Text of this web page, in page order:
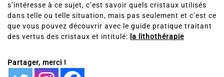
s’intéresse à ce sujet, c’est savoir quels cristaux utilisés
dans telle ou telle situation, mais pas seulement et c’est ce
que vous pouvez découvrir avec le guide pratique traitant
des vertus des cristaux et intitulé: la lithothérapie
Partager, merci !